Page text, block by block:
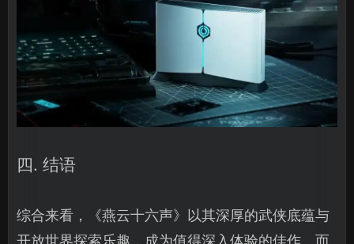
四. 结语
综合来看，《燕云十六声》以其深厚的武侠底蕴与
开放世界探索乐趣，成为值得深入体验的佳作。而